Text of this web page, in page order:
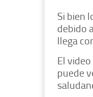
Si bien
debido
llega
El
puede